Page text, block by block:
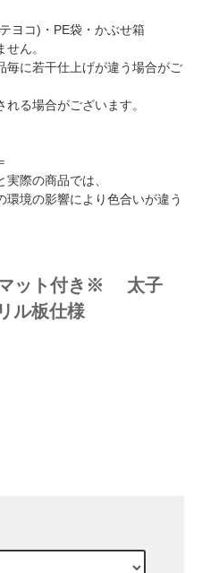
ヨコ)・PE袋・かぶせ箱
ん。
に若干仕上げが違う場合がご
る場合がございます。
実際の商品では、
境の影響により色合いが違う
ット付き※ 太子
ル板仕様